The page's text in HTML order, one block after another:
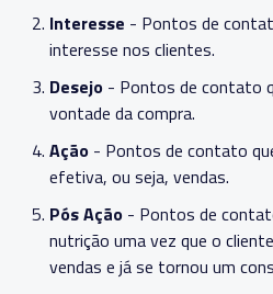
Interesse - Pontos de
interesse nos clientes.
Desejo - Pontos de contato
vontade da compra.
Ação - Pontos de contato
efetiva, ou seja, vendas.
Pós Ação - Pontos de
nutrição uma vez que o
vendas e já se tornou um